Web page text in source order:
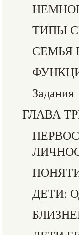
ТИПЫ
СЕМЬЯ
Задания
ГЛАВА
ДЕТИ: